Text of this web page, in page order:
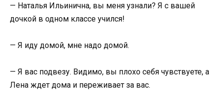
— Наталья Ильинична, вы меня узнали? Я с вашей
дочкой в одном классе учился!
— Я иду домой, мне надо домой.
— Я вас подвезу. Видимо, вы плохо себя чувствуете, а
Лена ждет дома и переживает за вас.